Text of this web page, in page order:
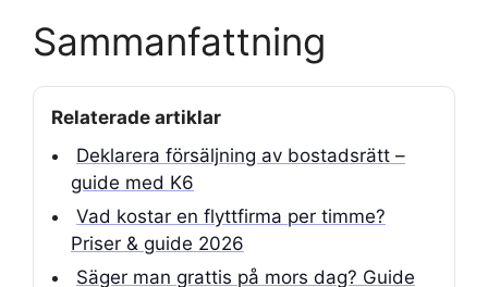
Sammanfattning
Relaterade artiklar
Deklarera försäljning av bostadsrätt –
guide med K6
Vad kostar en flyttfirma per timme?
Priser & guide 2026
Säger man grattis på mors dag? Guide